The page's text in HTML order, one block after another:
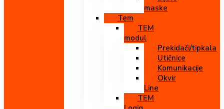
maske
Tem
TEM
modul
Prekidači/tipkala
Utičnice
Komunikacije
Okvir
Line
TEM